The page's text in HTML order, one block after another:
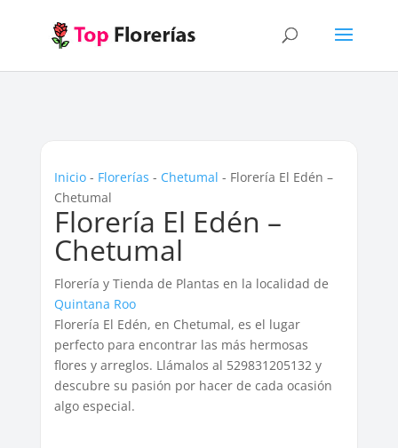
Inicio- Florerías - Chetumal - Florería El Edén –
Chetumal
Florería El Edén –
Chetumal
Florería y Tienda de Plantas en la localidad de
Quintana Roo
Florería El Edén, en Chetumal, es el lugar
perfecto para encontrar las más hermosas
flores y arreglos. Llámalos al 529831205132 y
descubre su pasión por hacer de cada ocasión
algo especial.